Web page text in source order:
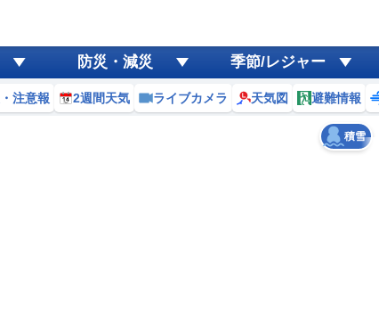
防災・減災 季節/レジャー
注意報 2週間天気 ライブカメラ 天気図 避難情報
積雪
黄砂
天気 台風